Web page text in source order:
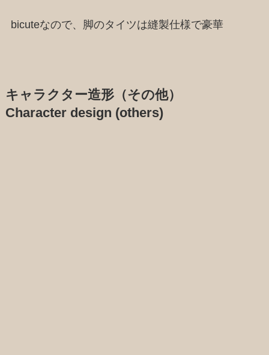
bicuteなので、脚のタイツは縫製仕様で豪華
キャラクター造形（その他）
Character design (others)